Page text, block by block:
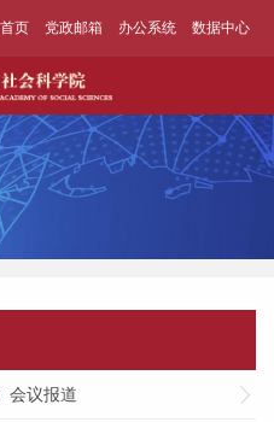
页 党政邮箱 办公系统 数据中心
会议报道